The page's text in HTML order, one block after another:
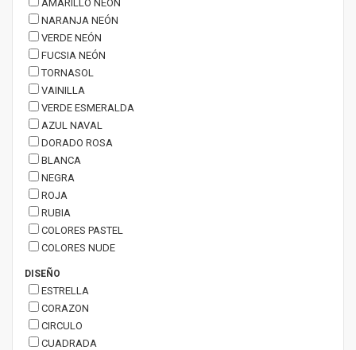
AMARILLO NEÓN
NARANJA NEÓN
VERDE NEÓN
FUCSIA NEÓN
TORNASOL
VAINILLA
VERDE ESMERALDA
AZUL NAVAL
DORADO ROSA
BLANCA
NEGRA
ROJA
RUBIA
COLORES PASTEL
COLORES NUDE
DISEÑO
ESTRELLA
CORAZON
CIRCULO
CUADRADA